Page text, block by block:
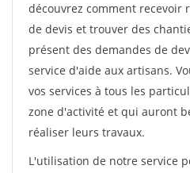
découvrez comment recevoir
de devis et trouver des
présent des demandes de
service d'aide aux artisans.
vos services à tous les
zone d'activité et qui auront
réaliser leurs travaux.
L'utilisation de notre service